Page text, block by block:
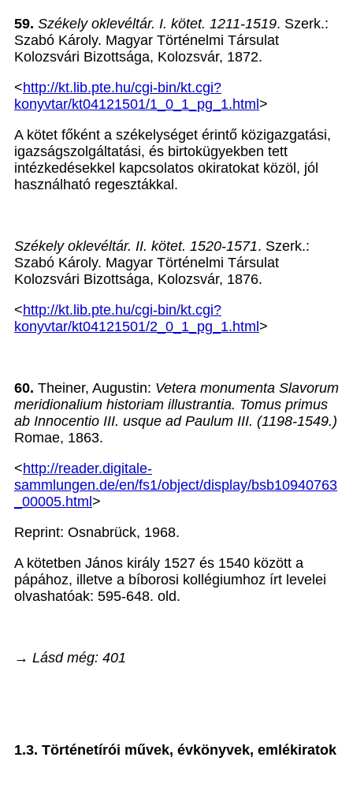
59. Székely oklevéltár. I. kötet. 1211-1519. Szerk.:
Szabó Károly. Magyar Történelmi Társulat
Kolozsvári Bizottsága, Kolozsvár, 1872.
<http://kt.lib.pte.hu/cgi-bin/kt.cgi?
konyvtar/kt04121501/1_0_1_pg_1.html>
A kötet főként a székelységet érintő közigazgatási,
igazságszolgáltatási, és birtokügyekben tett
intézkedésekkel kapcsolatos okiratokat közöl, jól
használható regesztákkal.
Székely oklevéltár. II. kötet. 1520-1571. Szerk.:
Szabó Károly. Magyar Történelmi Társulat
Kolozsvári Bizottsága, Kolozsvár, 1876.
<http://kt.lib.pte.hu/cgi-bin/kt.cgi?
konyvtar/kt04121501/2_0_1_pg_1.html>
60. Theiner, Augustin: Vetera monumenta Slavorum
meridionalium historiam illustrantia. Tomus primus
ab Innocentio III. usque ad Paulum III. (1198-1549.)
Romae, 1863.
<http://reader.digitale-
sammlungen.de/en/fs1/object/display/bsb10940763
_00005.html>
Reprint: Osnabrück, 1968.
A kötetben János király 1527 és 1540 között a
pápához, illetve a bíborosi kollégiumhoz írt levelei
olvashatóak: 595-648. old.
→ Lásd még: 401
1.3. Történetírói művek, évkönyvek, emlékiratok